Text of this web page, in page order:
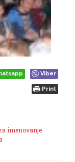
Viber
Print
imenovanje